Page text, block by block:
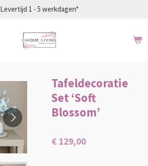
Levertijd 1 - 5 werkdagen*
Tafeldecoratie
Set ‘Soft
Blossom’
€ 129,00